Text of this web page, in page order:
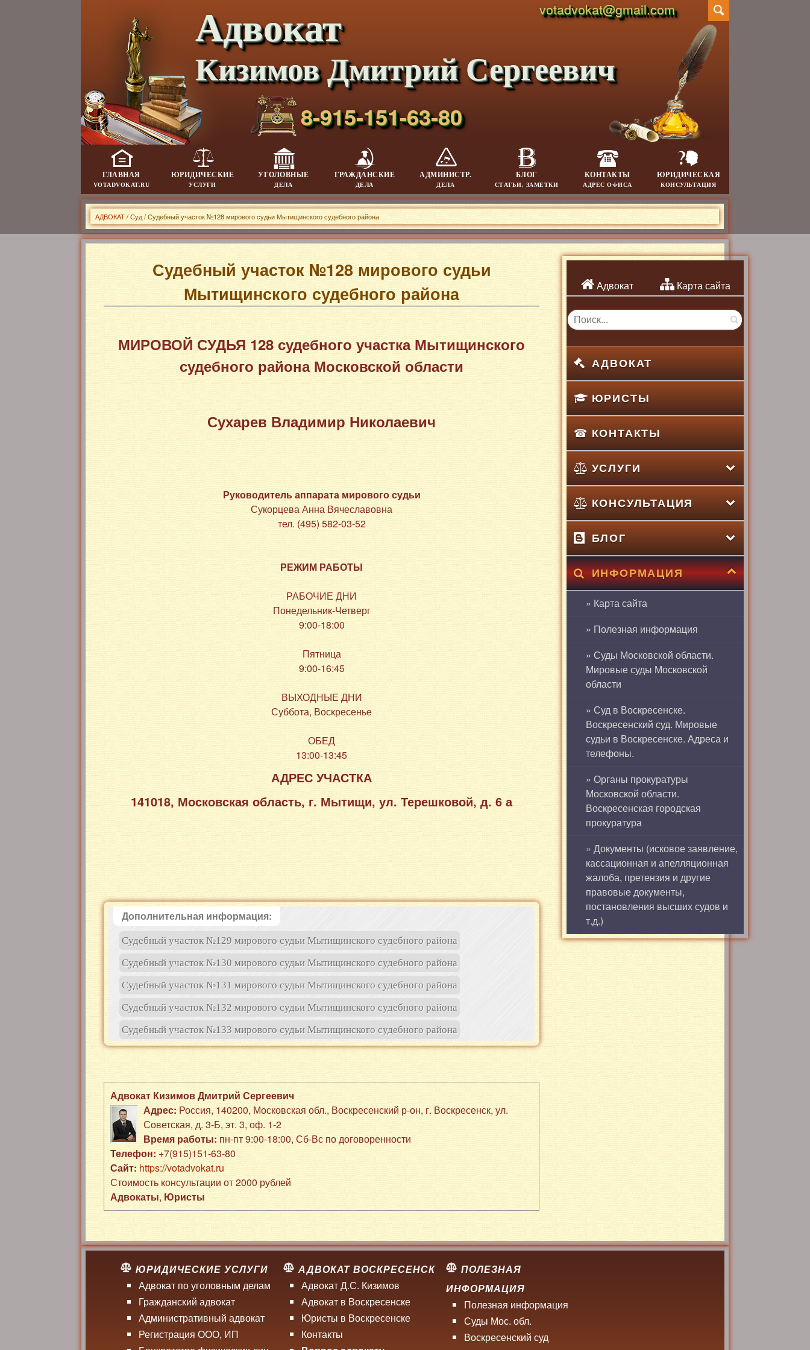
Адвокат
Кизимов Дмитрий Сергеевич
8-915-151-63-80
votadvokat@gmail.com
ГЛАВНАЯ
VOTADVOKAT.RU
ЮРИДИЧЕСКИЕ
УСЛУГИ
УГОЛОВНЫЕ
ДЕЛА
ГРАЖДАНСКИЕ
ДЕЛА
АДМИНИСТР.
ДЕЛА
БЛОГ
СТАТЬИ, ЗАМЕТКИ
КОНТАКТЫ
АДРЕС ОФИСА
ЮРИДИЧЕСКАЯ
КОНСУЛЬТАЦИЯ
АДВОКАТ/Суд/ Судебный участок №128 мирового судьи Мытищинского судебного района
Судебный участок №128 мирового судьи
Мытищинского судебного района
МИРОВОЙ СУДЬЯ 128 судебного участка Мытищинского
судебного района Московской области
Сухарев Владимир Николаевич
Руководитель аппарата мирового судьи
Сукорцева Анна Вячеславовна
тел. (495) 582-03-52
РЕЖИМ РАБОТЫ
РАБОЧИЕ ДНИ
Понедельник-Четверг
9:00-18:00
Пятница
9:00-16:45
ВЫХОДНЫЕ ДНИ
Суббота, Воскресенье
ОБЕД
13:00-13:45
АДРЕС УЧАСТКА
141018, Московская область, г. Мытищи, ул. Терешковой, д. 6 а
Дополнительная информация:
Судебный участок №129 мирового судьи Мытищинского судебного района
Судебный участок №130 мирового судьи Мытищинского судебного района
Судебный участок №131 мирового судьи Мытищинского судебного района
Судебный участок №132 мирового судьи Мытищинского судебного района
Судебный участок №133 мирового судьи Мытищинского судебного района
Адвокат Кизимов Дмитрий Сергеевич
Адрес: Россия, 140200, Московская обл., Воскресенский р-он, г. Воскресенск,ул.
Советская, д. 3-Б,эт. 3, оф. 1-2
Время работы: пн-пт 9:00-18:00, Сб-Вс по договоренности
Телефон: +7(915)151-63-80
Сайт: https://votadvokat.ru
Стоимость консультации от 2000 рублей
Адвокаты, Юристы
Адвокат Карта сайта
АДВОКАТ
ЮРИСТЫ
КОНТАКТЫ
УСЛУГИ
КОНСУЛЬТАЦИЯ
БЛОГ
ИНФОРМАЦИЯ
» Карта сайта
» Полезная информация
» Суды Московской области.
Мировые суды Московской
области
» Суд в Воскресенске.
Воскресенский суд. Мировые
судьи в Воскресенске. Адреса и
телефоны.
» Органы прокуратуры
Московской области.
Воскресенская городская
прокуратура
» Документы (исковое заявление,
кассационная и апелляционная
жалоба, претензия и другие
правовые документы,
постановления высших судов и
т.д.)
ЮРИДИЧЕСКИЕ УСЛУГИ
Адвокат по уголовным делам
Гражданский адвокат
Административный адвокат
Регистрация ООО, ИП
АДВОКАТ ВОСКРЕСЕНСК
Адвокат Д.С. Кизимов
Адвокат в Воскресенске
Юристы в Воскресенске
Контакты
ПОЛЕЗНАЯ
ИНФОРМАЦИЯ
Полезная информация
Суды Мос. обл.
Воскресенский суд